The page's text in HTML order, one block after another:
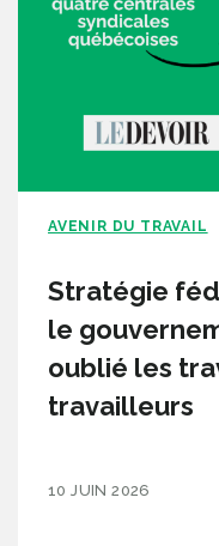
AVENIR DU TRAVAIL
Stratégie
le
oublié les
travailleurs
10 JUIN 2026